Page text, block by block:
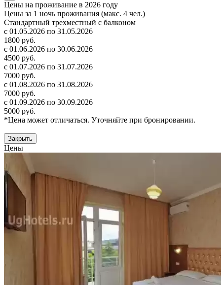
Цены на проживание в 2026 году
Цены за 1 ночь проживания (макс. 4 чел.)
Стандартный трехместный с балконом
с 01.05.2026 по 31.05.2026
1800 руб.
с 01.06.2026 по 30.06.2026
4500 руб.
с 01.07.2026 по 31.07.2026
7000 руб.
с 01.08.2026 по 31.08.2026
7000 руб.
с 01.09.2026 по 30.09.2026
5000 руб.
*Цена может отличаться. Уточняйте при бронировании.
Закрыть
Цены